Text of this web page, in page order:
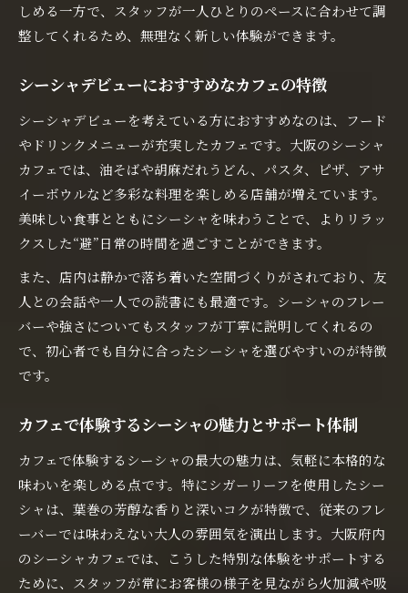
しめる一方で、スタッフが一人ひとりのペースに合わせて調
整してくれるため、無理なく新しい体験ができます。
シーシャデビューにおすすめなカフェの特徴
シーシャデビューを考えている方におすすめなのは、フード
やドリンクメニューが充実したカフェです。大阪のシーシャ
カフェでは、油そばや胡麻だれうどん、パスタ、ピザ、アサ
イーボウルなど多彩な料理を楽しめる店舗が増えています。
美味しい食事とともにシーシャを味わうことで、よりリラッ
クスした“避”日常の時間を過ごすことができます。
また、店内は静かで落ち着いた空間づくりがされており、友
人との会話や一人での読書にも最適です。シーシャのフレー
バーや強さについてもスタッフが丁寧に説明してくれるの
で、初心者でも自分に合ったシーシャを選びやすいのが特徴
です。
カフェで体験するシーシャの魅力とサポート体制
カフェで体験するシーシャの最大の魅力は、気軽に本格的な
味わいを楽しめる点です。特にシガーリーフを使用したシー
シャは、葉巻の芳醇な香りと深いコクが特徴で、従来のフレ
ーバーでは味わえない大人の雰囲気を演出します。大阪府内
のシーシャカフェでは、こうした特別な体験をサポートする
ために、スタッフが常にお客様の様子を見ながら火加減や吸